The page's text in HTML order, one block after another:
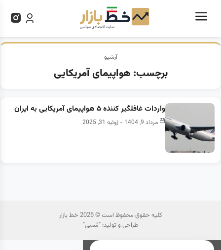
آرشیو
برچسب: هواپیمای آمریکایی
واردات غافلگیر کننده ۵ هواپیمای آمریکایی به ایران
مرداد 9, 1404 - ژوئیه 31, 2025
کلیه حقوق محفوظ است © 2026 خط بازار
طراحی و تولید: "مُمبی"